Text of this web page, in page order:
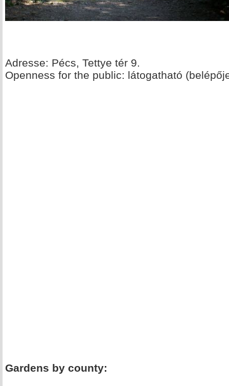
Adresse: Pécs, Tettye tér 9.
Openness for the public: látogatható
Gardens by county: